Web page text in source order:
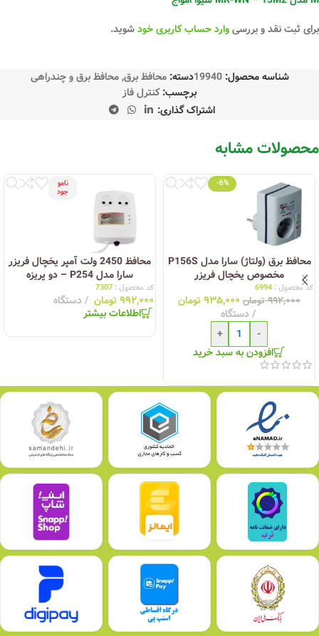
برای ثبت نقد و بررسیوارد حساب کاربری خودشوید.
شناسه محصول:19940دسته: محافظ برق, محافظ برق و چندراهی
برچسب: کنترل فاز
اشتراک گذاری:
محصولات مشابه
-6%
محافظ برق (ولتاژ) سارا مدل P156S
مخصوص یخچال فریزر
کد محصول : 6994
۹۹۲,۰۰۰ تومان ۹۳۵,۰۰۰تومان
دستگاه
-
+
افزودن به سبد خرید
نامو
جود
محافظ 2450 ولت آمپر یخچال فریزر
سارا مدل P254 – دو پریزه
کد محصول : 7307
۹۹۲,۰۰۰تومان دستگاه
اطلاعات بیشتر